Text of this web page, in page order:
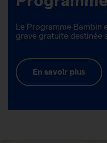
Le Programme Bambin
grave gratuite destinée
En savoir plus